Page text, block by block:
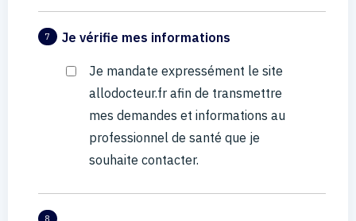
7 Je vérifie mes informations
Je mandate expressément le site
allodocteur.fr afin de transmettre
mes demandes et informations au
professionnel de santé que je
souhaite contacter.
8